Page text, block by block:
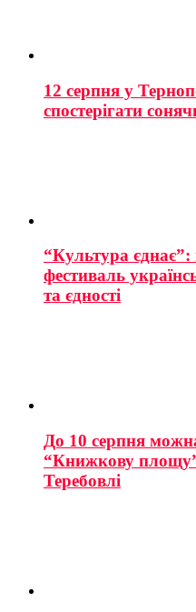
12 серпня у
спостерігати
“Культура єднає”:
фестиваль
та єдності
До 10 серпня
“Книжкову
Теребовлі